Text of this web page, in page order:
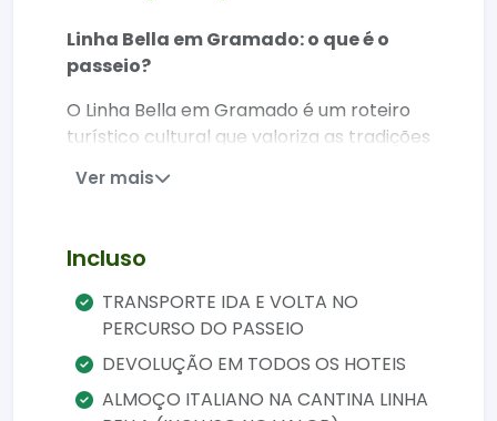
Linha Bella em Gramado: o que é o
passeio?
O Linha Bella em Gramado é um roteiro
turístico cultural que valoriza as tradições
italianas na Serra Gaúcha, com
gastronomia típica, música e paisagens
Como é a experiência Linha Bella?
O passeio Linha Bella combina visitas a
propriedades rurais, contato com a
cultura local e momentos gastronômicos
únicos. Ao longo do trajeto, você vivencia
costumes preservados por gerações,
Ver mais
Incluso
TRANSPORTE IDA E VOLTA NO
PERCURSO DO PASSEIO
DEVOLUÇÃO EM TODOS OS HOTEIS
ALMOÇO ITALIANO NA CANTINA LINHA